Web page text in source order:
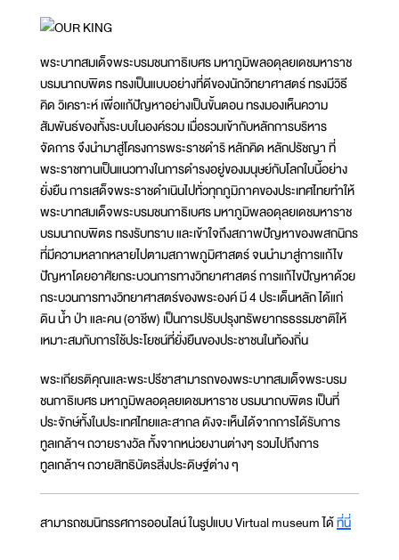
พระบาทสมเด็จพระบรมชนกาธิเบศร มหาภูมิพลอดุลยเดชมหาราช
บรมนาถบพิตร ทรงเป็นแบบอย่างที่ดีของนักวิทยาศาสตร์ ทรงมีวิธี
คิด วิเคราะห์ เพื่อแก้ปัญหาอย่างเป็นขั้นตอน ทรงมองเห็นความ
สัมพันธ์ของทั้งระบบในองค์รวม เมื่อรวมเข้ากับหลักการบริหาร
จัดการ จึงนำมาสู่โครงการพระราชดำริ หลักคิด หลักปรัชญา ที่
พระราชทานเป็นแนวทางในการดำรงอยู่ของมนุษย์กับโลกใบนี้อย่าง
ยั่งยืน การเสด็จพระราชดำเนินไปทั่วทุกภูมิภาคของประเทศไทยทำให้
พระบาทสมเด็จพระบรมชนกาธิเบศร มหาภูมิพลอดุลยเดชมหาราช
บรมนาถบพิตร ทรงรับทราบ และเข้าใจถึงสภาพปัญหาของพสกนิกร
ที่มีความหลากหลายไปตามสภาพภูมิศาสตร์ จนนำมาสู่การแก้ไข
ปัญหาโดยอาศัยกระบวนการทางวิทยาศาสตร์ การแก้ไขปัญหาด้วย
กระบวนการทางวิทยาศาสตร์ของพระองค์ มี 4 ประเด็นหลัก ได้แก่
ดิน น้ำ ป่า และคน (อาชีพ) เป็นการปรับปรุงทรัพยากรธรรมชาติให้
เหมาะสมกับการใช้ประโยชน์ที่ยั่งยืนของประชาชนในท้องถิ่น
พระเกียรติคุณและพระปรีชาสามารถของพระบาทสมเด็จพระบรม
ชนกาธิเบศร มหาภูมิพลอดุลยเดชมหาราช บรมนาถบพิตร เป็นที่
ประจักษ์ทั้งในประเทศไทยและสากล ดังจะเห็นได้จากการได้รับการ
ทูลเกล้าฯ ถวายรางวัล ทั้งจากหน่วยงานต่างๆ รวมไปถึงการ
ทูลเกล้าฯ ถวายสิทธิบัตรสิ่งประดิษฐ์ต่าง ๆ
สามารถชมนิทรรศการออนไลน์ ในรูปแบบ Virtual museum ได้ที่นี่